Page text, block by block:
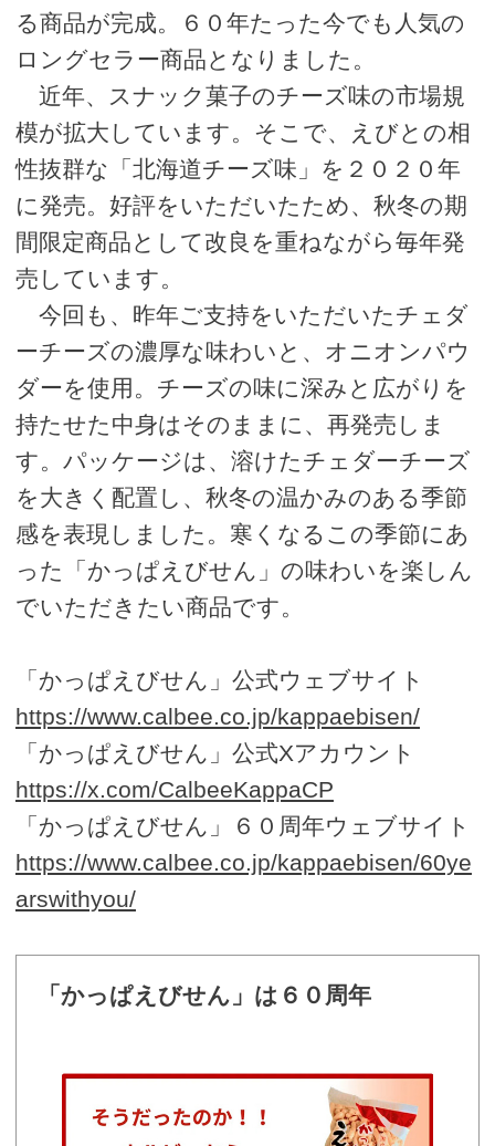
る商品が完成。６０年たった今でも人気の
ロングセラー商品となりました。
近年、スナック菓子のチーズ味の市場規
模が拡大しています。そこで、えびとの相
性抜群な「北海道チーズ味」を２０２０年
に発売。好評をいただいたため、秋冬の期
間限定商品として改良を重ねながら毎年発
売しています。
今回も、昨年ご支持をいただいたチェダ
ーチーズの濃厚な味わいと、オニオンパウ
ダーを使用。チーズの味に深みと広がりを
持たせた中身はそのままに、再発売しま
す。パッケージは、溶けたチェダーチーズ
を大きく配置し、秋冬の温かみのある季節
感を表現しました。寒くなるこの季節にあ
った「かっぱえびせん」の味わいを楽しん
でいただきたい商品です。
「かっぱえびせん」公式ウェブサイト
https://www.calbee.co.jp/kappaebisen/
「かっぱえびせん」公式Xアカウント
https://x.com/CalbeeKappaCP
「かっぱえびせん」６０周年ウェブサイト
https://www.calbee.co.jp/kappaebisen/60ye
arswithyou/
「かっぱえびせん」は６０周年